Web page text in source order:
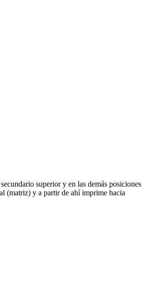
superior y en las demás posiciones
(matriz) y a partir de ahí imprime hacia